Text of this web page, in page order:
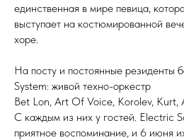
единственная в мире певица,
выступает на костюмированной
хоре.
На посту и постоянные резиденты
System: живой техно-оркестр
Bet Lon, Art Of Voice, Korolev, Kurt,
С каждым из них у гостей. Electric
приятное воспоминание, и 6 июня